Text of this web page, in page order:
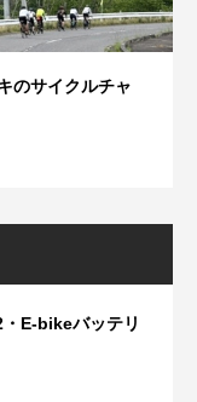
のサイクルチャ
・E-bikeバッテリ